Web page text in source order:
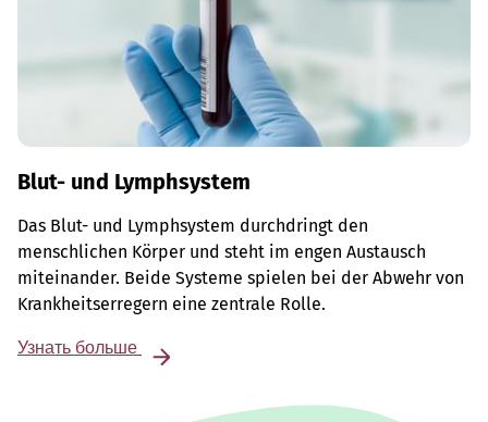
Blut- und Lymphsystem
Das Blut- und Lymphsystem durchdringt den
menschlichen Körper und steht im engen Austausch
miteinander. Beide Systeme spielen bei der Abwehr von
Krankheitserregern eine zentrale Rolle.
Узнать больше